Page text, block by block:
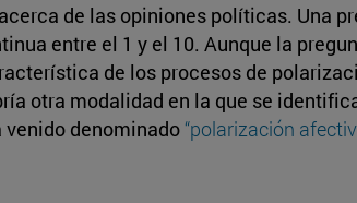
de las opiniones políticas. Una
entre el 1 y el 10. Aunque la
de los procesos de
otra modalidad en la que se
denominado“polarización